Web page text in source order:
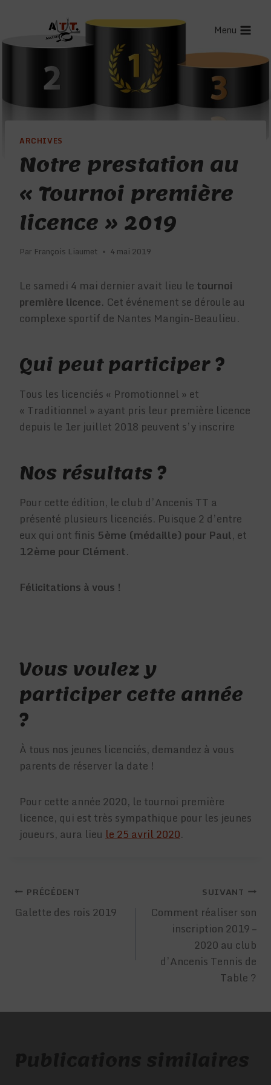
contenu
Menu
ARCHIVES
Notre prestation au
« Tournoi première
licence » 2019
Par François Liaumet 4 mai 2019
Le samedi 4 mai dernier avait lieu le tournoi
première licence. Cet événement se déroule au
complexe sportif de Nantes Mangin-Beaulieu.
Qui peut participer ?
Tous les licenciés « Promotionnel » et
« Traditionnel » ayant pris leur première licence
depuis le 1er juillet 2018 peuvent s’y inscrire
Nos résultats ?
Pour cette édition, le club d’Ancenis TT a
présenté plusieurs licenciés. Puisque 2 d’entre
eux qui ont finis 5ème (médaille) pour Paul, et
12ème pour Clément.
Félicitations à vous !
Vous voulez y
participer cette année
?
À tous nos jeunes licenciés, demandez à vous
parents de réserver la date !
Pour cette année 2020, le tournoi première
licence, qui est très sympathique pour les jeunes
joueurs, aura lieu le 25 avril 2020.
Navigation
de
PRÉCÉDENT
Galette des rois 2019
SUIVANT
Comment réaliser son
inscription 2019 –
2020 au club
d’Ancenis Tennis de
Table ?